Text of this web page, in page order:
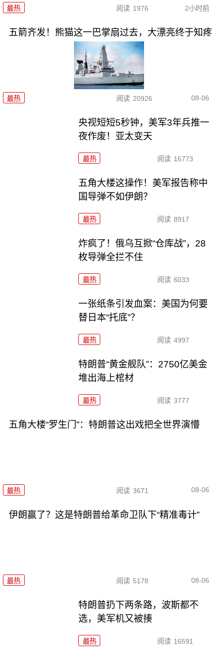
最热 阅读 1976 2小时前
五箭齐发！熊猫这一巴掌扇过去，大漂亮终于知疼
最热 阅读 20926 08-06
央视短短5秒钟，美军3年兵推一
夜作废！亚太变天
最热 阅读 16773
五角大楼这操作！美军报告称中
国导弹不如伊朗？
最热 阅读 8917
炸疯了！俄乌互掀“仓库战”，28
枚导弹全拦不住
最热 阅读 6033
一张纸条引发血案：美国为何要
替日本“托底”？
最热 阅读 4997
特朗普“黄金舰队”：2750亿美金
堆出海上棺材
最热 阅读 3777
五角大楼“罗生门”：特朗普这出戏把全世界演懵
最热 阅读 3671 08-06
伊朗赢了？这是特朗普给革命卫队下“精准毒计”
最热 阅读 5178 08-06
特朗普扔下两条路，波斯都不
选，美军机又被揍
最热 阅读 16591